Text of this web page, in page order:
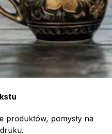
produktów, pomysły na